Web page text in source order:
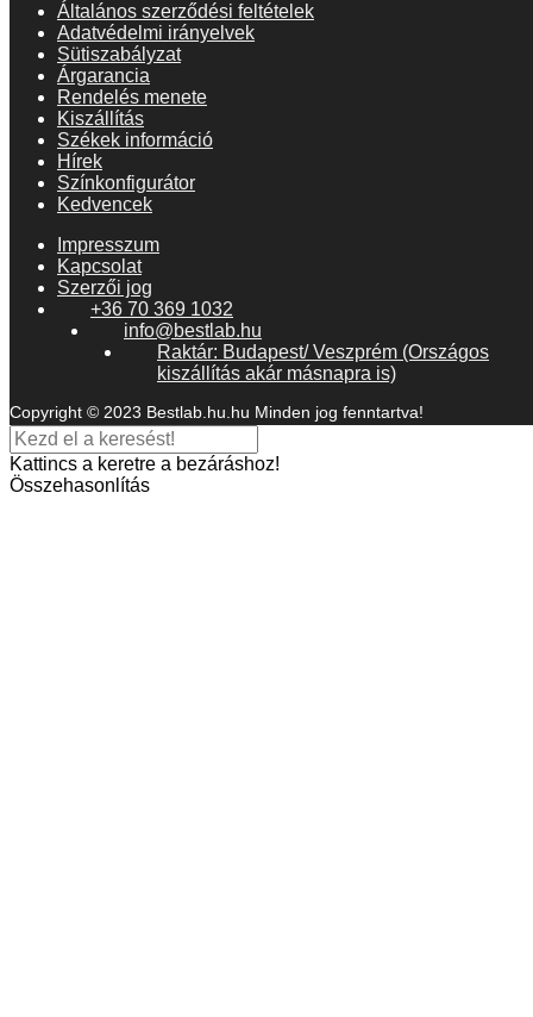
Általános szerződési feltételek
Adatvédelmi irányelvek
Sütiszabályzat
Árgarancia
Rendelés menete
Kiszállítás
Székek információ
Hírek
Színkonfigurátor
Kedvencek
Impresszum
Kapcsolat
Szerzői jog
+36 70 369 1032
info@bestlab.hu
Raktár: Budapest/ Veszprém (Országos
kiszállítás akár másnapra is)
Copyright © 2023 Bestlab.hu.hu Minden jog fenntartva!
Kattincs a keretre a bezáráshoz!
Összehasonlítás